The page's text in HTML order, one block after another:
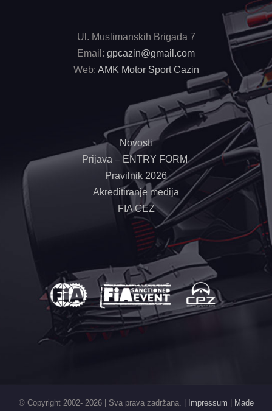
Ul. Muslimanskih Brigada 7
Email: gpcazin@gmail.com
Web: AMK Motor Sport Cazin
Novosti
Prijava – ENTRY FORM
Pravilnik 2026
Akreditiranje medija
FIA CEZ
© Copyright 2002- 2026 | Sva prava zadržana. | Impressum
Made